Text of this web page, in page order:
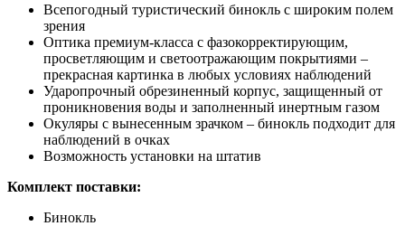
Всепогодный туристический бинокль с широким полем
зрения
Оптика премиум-класса с фазокорректирующим,
просветляющим и светоотражающим покрытиями –
прекрасная картинка в любых условиях наблюдений
Ударопрочный обрезиненный корпус, защищенный от
проникновения воды и заполненный инертным газом
Окуляры с вынесенным зрачком – бинокль подходит для
наблюдений в очках
Возможность установки на штатив
Комплект поставки:
Бинокль